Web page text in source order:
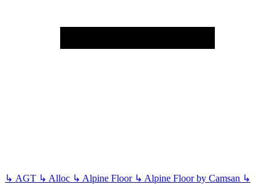
↳ AGT ↳ Alloc ↳ Alpine Floor ↳ Alpine Floor by Camsan ↳